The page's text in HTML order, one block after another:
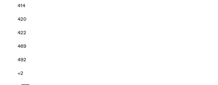
414
420
422
469
492
+2